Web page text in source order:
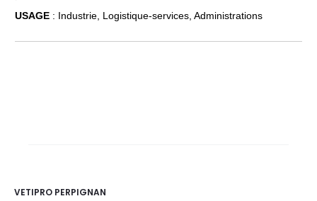
USAGE : Industrie, Logistique-services, Administrations
VETIPRO PERPIGNAN